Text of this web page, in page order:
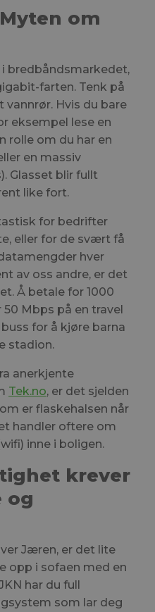
om
i bredbåndsmarkedet,
farten. Tenk på
Hvis du bare
eksempel lese en
rolle om du har en
en massiv
Glasset blir fullt
like fort.
for bedrifter
eller for de svært få
hver
av oss andre, er det
Å betale for 1000
Mbps på en travel
for å kjøre barna
stadion.
anerkjente
Tek.no, er det sjelden
er flaskehalsen når
handler oftere om
inne i boligen.
krever
og
Jæren, er det lite
opp i sofaen med en
har du full
som lar deg